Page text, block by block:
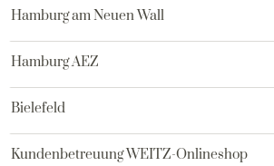
Hamburg am Neuen Wall
Hamburg AEZ
Bielefeld
Kundenbetreuung WEITZ-Onlineshop